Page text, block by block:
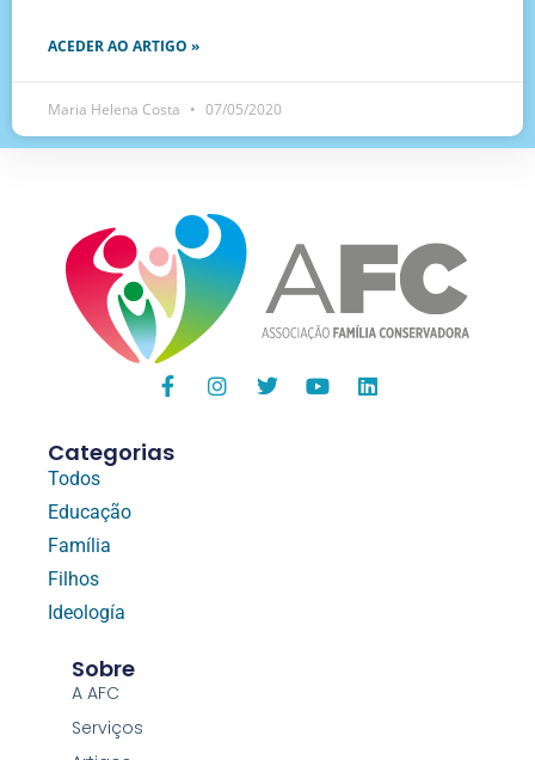
ACEDER AO ARTIGO »
Maria Helena Costa 07/05/2020
Categorias
Todos
Educação
Família
Filhos
Ideología
Sobre
A AFC
Serviços